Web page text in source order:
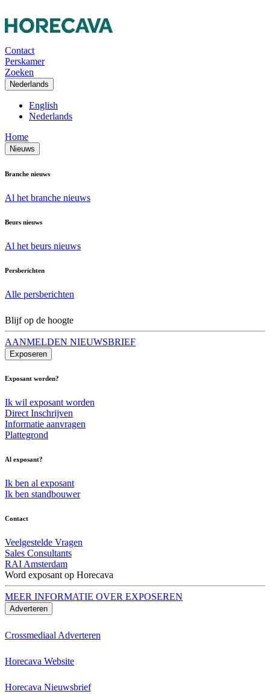
Contact
Perskamer
Zoeken
Nederlands
English
Nederlands
Home
Nieuws
Branche nieuws
Al het branche nieuws
Beurs nieuws
Al het beurs nieuws
Persberichten
Alle persberichten
Blijf op de hoogte
AANMELDEN NIEUWSBRIEF
Exposeren
Exposant worden?
Ik wil exposant worden
Direct Inschrijven
Informatie aanvragen
Plattegrond
Al exposant?
Ik ben al exposant
Ik ben standbouwer
Contact
Veelgestelde Vragen
Sales Consultants
RAI Amsterdam
Word exposant op Horecava
MEER INFORMATIE OVER EXPOSEREN
Adverteren
Crossmediaal Adverteren
Horecava Website
Horecava Nieuwsbrief